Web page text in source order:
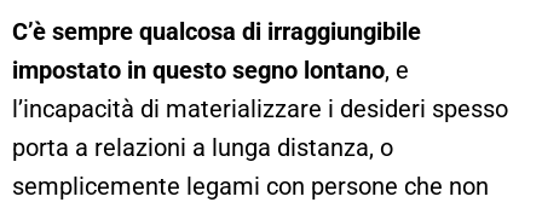
C’è sempre qualcosa di irraggiungibile
impostato in questo segno lontano, e
l’incapacità di materializzare i desideri spesso
porta a relazioni a lunga distanza, o
semplicemente legami con persone che non